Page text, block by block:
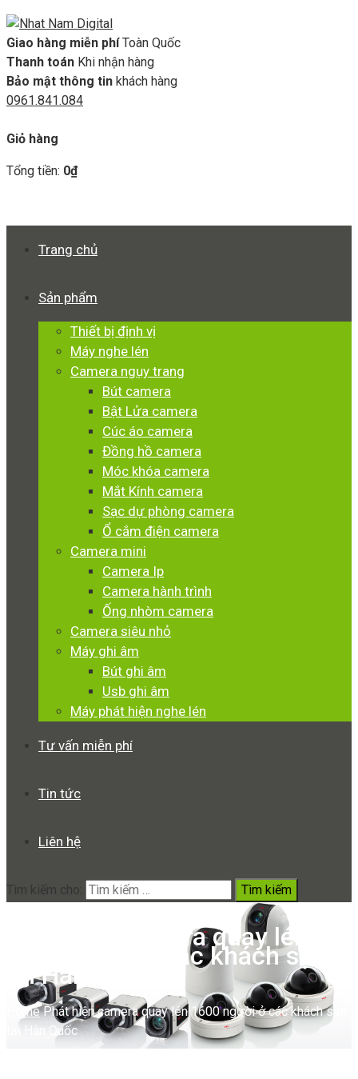
Giao hàng miễn phí Toàn Quốc
Thanh toán Khi nhận hàng
Bảo mật thông tin khách hàng
0961.841.084
Giỏ hàng
Tổng tiền: 0₫
Trang chủ
Sản phẩm
Thiết bị định vị
Máy nghe lén
Camera ngụy trang
Bút camera
Bật Lửa camera
Cúc áo camera
Đồng hồ camera
Móc khóa camera
Mắt Kính camera
Sạc dự phòng camera
Ổ cắm điện camera
Camera mini
Camera Ip
Camera hành trình
Ống nhòm camera
Camera siêu nhỏ
Máy ghi âm
Bút ghi âm
Usb ghi âm
Máy phát hiện nghe lén
Tư vấn miễn phí
Tin tức
Liên hệ
Tìm kiếm cho:
Phát hiện camera quay lén
1600 người ở các khách sạn
tại Hàn Quốc
Home Phát hiện camera quay lén 1600 người ở các khách sạn
tại Hàn Quốc